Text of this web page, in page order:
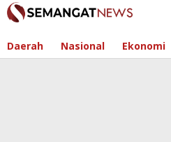
Skip
to
Daerah Nasional Ekonomi